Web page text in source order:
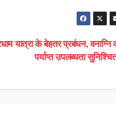
यात्रा के बेहतर प्रबंधन,
पर्याप्त उपलब्धता